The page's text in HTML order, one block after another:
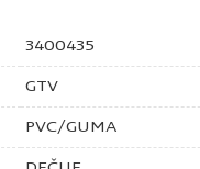
3400435
GTV
PVC/GUMA